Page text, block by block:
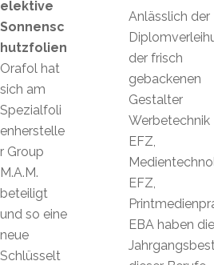
Anlässlich der
der frisch
gebackenen
Gestalter
Werbetechnik
EFZ,
EFZ,
EBA haben die
elektive
Sonnensc
hutzfolien
Orafol hat
sich am
Spezialfoli
enherstelle
r Group
M.A.M.
beteiligt
und so eine
neue
Schlüsselt